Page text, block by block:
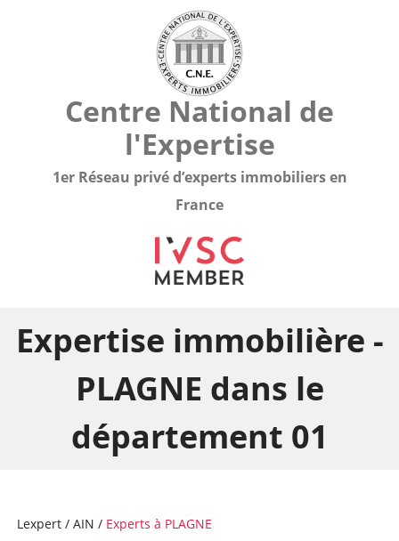
Centre National de
l'Expertise
1er Réseau privé d’experts immobiliers en
France
Expertise immobilière -
PLAGNE dans le
département 01
Lexpert/ AIN / Experts à PLAGNE